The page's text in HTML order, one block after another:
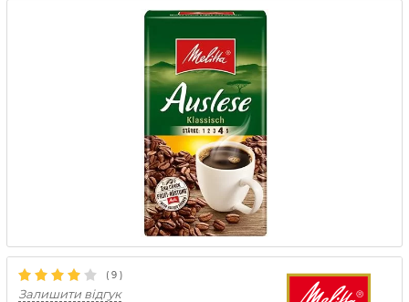
( 9 )
Залишити відгук